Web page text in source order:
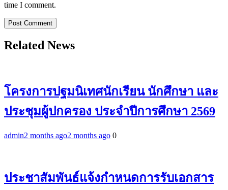
time I comment.
Related News
โครงการปฐมนิเทศนักเรียน นักศึกษา และ
ประชุมผู้ปกครอง ประจำปีการศึกษา 2569
admin2 months ago2 months ago 0
ประชาสัมพันธ์แจ้งกำหนดการรับเอกสาร